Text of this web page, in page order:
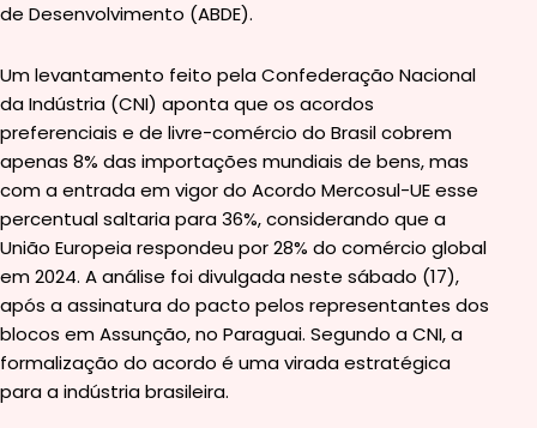
de Desenvolvimento (ABDE).
Um levantamento feito pela Confederação Nacional
da Indústria (CNI) aponta que os acordos
preferenciais e de livre-comércio do Brasil cobrem
apenas 8% das importações mundiais de bens, mas
com a entrada em vigor do Acordo Mercosul-UE esse
percentual saltaria para 36%, considerando que a
União Europeia respondeu por 28% do comércio global
em 2024. A análise foi divulgada neste sábado (17),
após a assinatura do pacto pelos representantes dos
blocos em Assunção, no Paraguai. Segundo a CNI, a
formalização do acordo é uma virada estratégica
para a indústria brasileira.